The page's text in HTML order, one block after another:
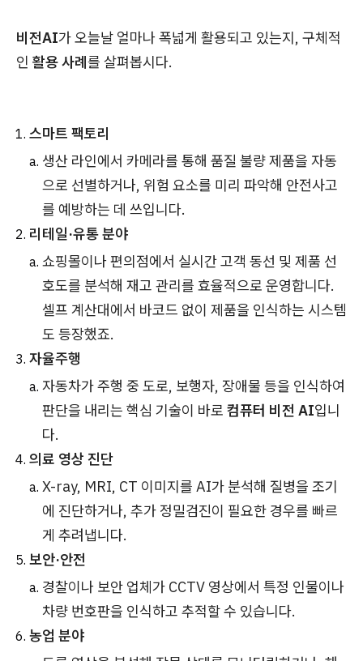
비전AI가 오늘날 얼마나 폭넓게 활용되고 있는지, 구체적
인 활용 사례를 살펴봅시다.
스마트 팩토리
생산 라인에서 카메라를 통해 품질 불량 제품을 자동
으로 선별하거나, 위험 요소를 미리 파악해 안전사고
를 예방하는 데 쓰입니다.
리테일·유통 분야
쇼핑몰이나 편의점에서 실시간 고객 동선 및 제품 선
호도를 분석해 재고 관리를 효율적으로 운영합니다.
셀프 계산대에서 바코드 없이 제품을 인식하는 시스템
도 등장했죠.
자율주행
자동차가 주행 중 도로, 보행자, 장애물 등을 인식하여
판단을 내리는 핵심 기술이 바로 컴퓨터 비전 AI입니
다.
의료 영상 진단
X-ray, MRI, CT 이미지를 AI가 분석해 질병을 조기
에 진단하거나, 추가 정밀검진이 필요한 경우를 빠르
게 추려냅니다.
보안·안전
경찰이나 보안 업체가 CCTV 영상에서 특정 인물이나
차량 번호판을 인식하고 추적할 수 있습니다.
농업 분야